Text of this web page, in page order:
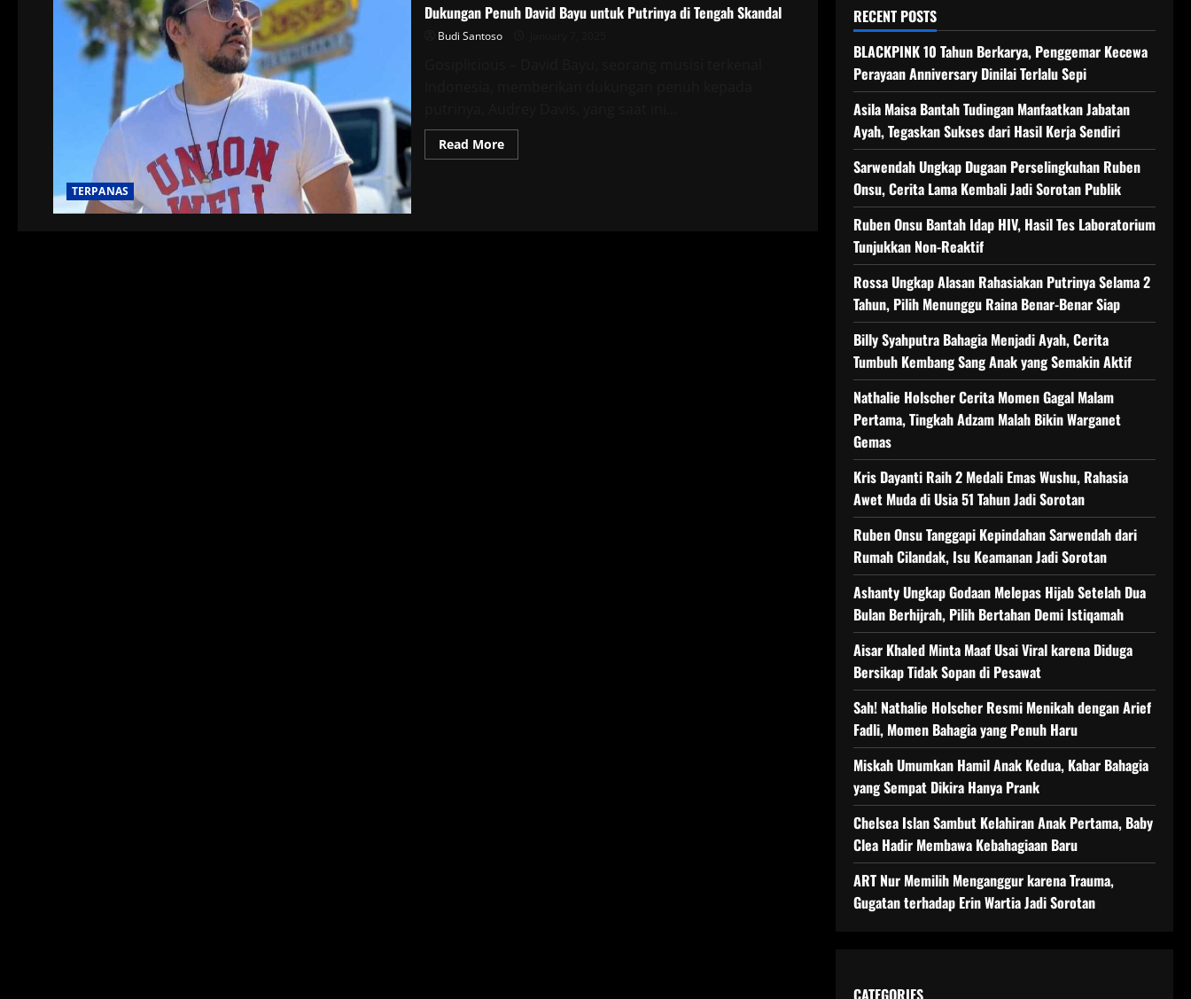
TERPANAS
Dukungan Penuh David Bayu untuk Putrinya di Tengah Skandal
Budi Santoso
Read MoreRead
more
RECENT POSTS
BLACKPINK 10 Tahun Berkarya, Penggemar Kecewa
Perayaan Anniversary Dinilai Terlalu Sepi
Asila Maisa Bantah Tudingan Manfaatkan Jabatan
Ayah, Tegaskan Sukses dari Hasil Kerja Sendiri
Sarwendah Ungkap Dugaan Perselingkuhan Ruben
Onsu, Cerita Lama Kembali Jadi Sorotan Publik
Ruben Onsu Bantah Idap HIV, Hasil Tes Laboratorium
Tunjukkan Non-Reaktif
Rossa Ungkap Alasan Rahasiakan Putrinya Selama 2
Tahun, Pilih Menunggu Raina Benar-Benar Siap
Billy Syahputra Bahagia Menjadi Ayah, Cerita
Tumbuh Kembang Sang Anak yang Semakin Aktif
Nathalie Holscher Cerita Momen Gagal Malam
Pertama, Tingkah Adzam Malah Bikin Warganet
Gemas
Kris Dayanti Raih 2 Medali Emas Wushu, Rahasia
Awet Muda di Usia 51 Tahun Jadi Sorotan
Ruben Onsu Tanggapi Kepindahan Sarwendah dari
Rumah Cilandak, Isu Keamanan Jadi Sorotan
Ashanty Ungkap Godaan Melepas Hijab Setelah Dua
Bulan Berhijrah, Pilih Bertahan Demi Istiqamah
Aisar Khaled Minta Maaf Usai Viral karena Diduga
Bersikap Tidak Sopan di Pesawat
Sah! Nathalie Holscher Resmi Menikah dengan Arief
Fadli, Momen Bahagia yang Penuh Haru
Miskah Umumkan Hamil Anak Kedua, Kabar Bahagia
yang Sempat Dikira Hanya Prank
Chelsea Islan Sambut Kelahiran Anak Pertama, Baby
Clea Hadir Membawa Kebahagiaan Baru
ART Nur Memilih Menganggur karena Trauma,
Gugatan terhadap Erin Wartia Jadi Sorotan
CATEGORIES